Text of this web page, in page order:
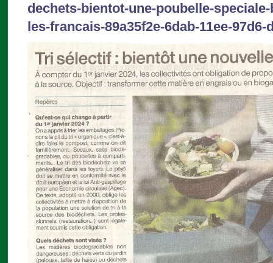
dechets-bientot-une-poubelle-
les-francais-89a35f2e-6dab-11ee-97d6-